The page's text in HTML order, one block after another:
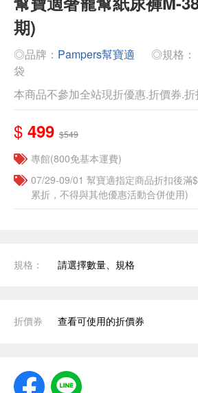
期)
◎品牌： Pampers幫寶適
◎規格：
袋
本商品不參加全站現折優惠.折價券.
$ 499 $549
專館(800免基本運費)
07/29-09/01 幫寶適指定商品折扣後滿
累折，不得與其他優惠活動合併使用)
規格： 請選擇數量、規格
折價券 查看可使用的折價券